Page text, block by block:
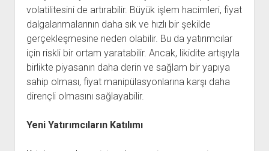
volatilitesini de artırabilir. Büyük işlem hacimleri, fiyat
dalgalanmalarının daha sık ve hızlı bir şekilde
gerçekleşmesine neden olabilir. Bu da yatırımcılar
için riskli bir ortam yaratabilir. Ancak, likidite artışıyla
birlikte piyasanın daha derin ve sağlam bir yapıya
sahip olması, fiyat manipülasyonlarına karşı daha
dirençli olmasını sağlayabilir.
Yeni Yatırımcıların Katılımı